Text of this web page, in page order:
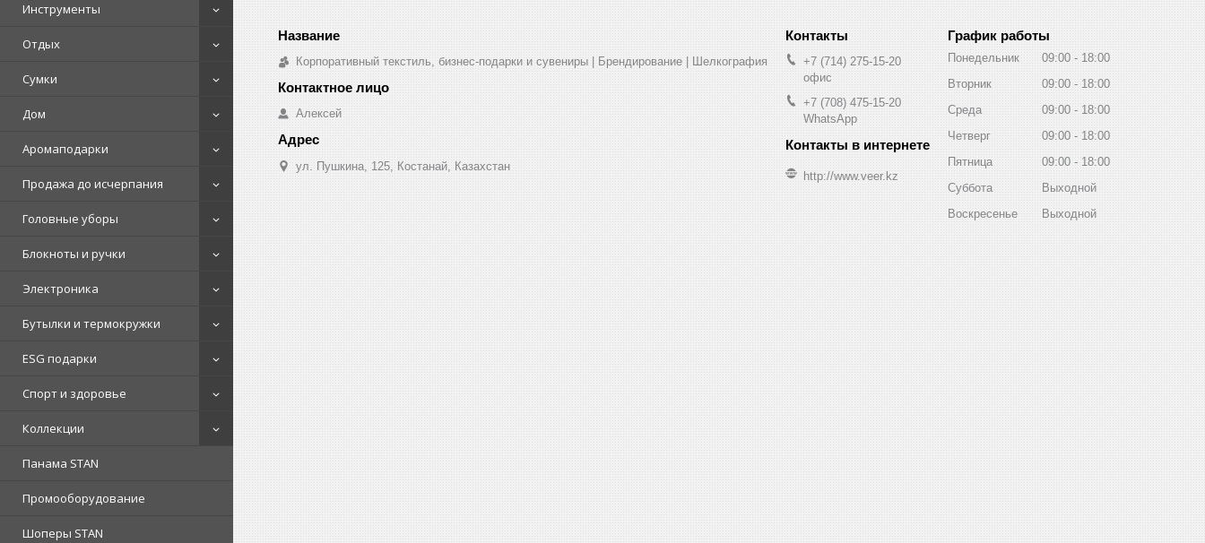
Инструменты
Отдых
Сумки
Дом
Аромаподарки
Продажа до исчерпания
Головные уборы
Блокноты и ручки
Электроника
Бутылки и термокружки
ESG подарки
Спорт и здоровье
Коллекции
Панама STAN
Промооборудование
Шоперы STAN
Корпоративный текстиль, бизнес-подарки и сувениры | Брендирование | Шелкография
Алексей
ул. Пушкина, 125, Костанай, Казахстан
+7 (714) 275-15-20
офис
+7 (708) 475-15-20
WhatsApp
http://www.veer.kz
График работы
Понедельник 09:00
18:00
Вторник
09:00
18:00
Среда
09:00
18:00
Четверг
09:00
18:00
Пятница
09:00
18:00
Суббота
Выходной
Воскресенье
Выходной